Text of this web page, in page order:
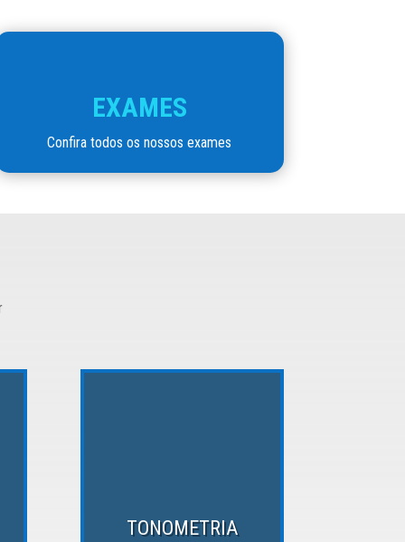
EXAMES
Confira todos os nossos exames
TONOMETRIA